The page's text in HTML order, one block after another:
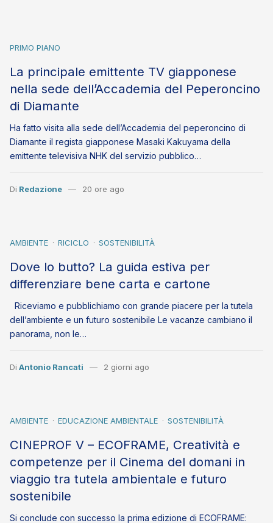
PRIMO PIANO
La principale emittente TV giapponese
nella sede dell’Accademia del Peperoncino
di Diamante
Ha fatto visita alla sede dell’Accademia del peperoncino di
Diamante il regista giapponese Masaki Kakuyama della
emittente televisiva NHK del servizio pubblico…
Di Redazione 20 ore ago
AMBIENTE RICICLO SOSTENIBILITÀ
Dove lo butto? La guida estiva per
differenziare bene carta e cartone
Riceviamo e pubblichiamo con grande piacere per la tutela
dell’ambiente e un futuro sostenibile Le vacanze cambiano il
panorama, non le…
Di Antonio Rancati 2 giorni ago
AMBIENTE EDUCAZIONE AMBIENTALE SOSTENIBILITÀ
CINEPROF V – ECOFRAME, Creatività e
competenze per il Cinema del domani in
viaggio tra tutela ambientale e futuro
sostenibile
Si conclude con successo la prima edizione di ECOFRAME: